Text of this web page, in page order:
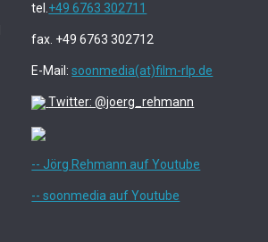
tel. +49 6763 302711
fax. +49 6763 302712
E-Mail:soonmedia(at)film-rlp.de
Twitter: @joerg_rehmann
-- Jörg Rehmann auf Youtube
-- soonmedia auf Youtube